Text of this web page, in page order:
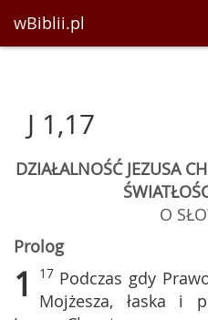
wBiblii.pl
J 1,17
DZIAŁALNOŚĆ JEZUSA
O
Prolog
1 17 Podczas gdy
Mojżesza, łaska i